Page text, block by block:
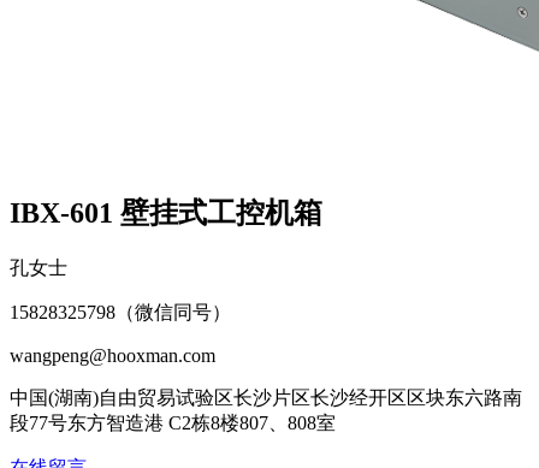
IBX-601 壁挂式工控机箱
孔女士
15828325798（微信同号）
wangpeng@hooxman.com
中国(湖南)自由贸易试验区长沙片区长沙经开区区块东六路南
段77号东方智造港 C2栋8楼807、808室